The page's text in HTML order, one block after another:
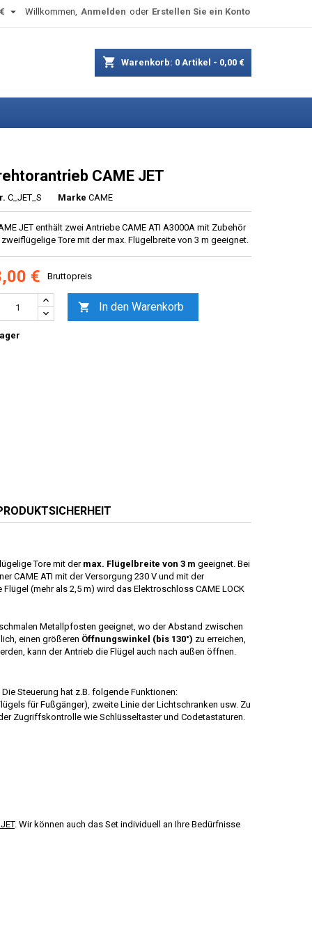
Willkommen, Anmelden oder Erstellen Sie ein Konto

shopping_cart Warenkorb: 0 Artikel - 0,00 €
CAME JET
C_JET_S Marke CAME
JET enthält zwei Antriebe CAME ATI A3000A mit Zubehör
Tore mit der max. Flügelbreite von 3 m geeignet.
€ Bruttopreis
 In den Warenkorb
Tore mit der max. Flügelbreite von 3 m geeignet. Bei
CAME ATI mit der Versorgung 230 V und mit der
(mehr als 2,5 m) wird das Elektroschloss CAME LOCK
Metallpfosten geeignet, wo der Abstand zwischen
einen größeren Öffnungswinkel (bis 130°) zu erreichen,
kann der Antrieb die Flügel auch nach außen öffnen.
Die Steuerung hat z.B. folgende Funktionen:
für Fußgänger), zweite Linie der Lichtschranken usw. Zu
Zugriffskontrolle wie Schlüsseltaster und Codetastaturen.
. Wir können auch das Set individuell an Ihre Bedürfnisse